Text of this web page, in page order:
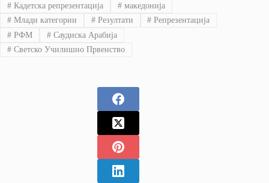
#Кадетска репрезентација #македонија
#Млади категории #Резултати # Репрезентација
#РФМ #Саудиска Арабија
#Светско Училишно Првенство